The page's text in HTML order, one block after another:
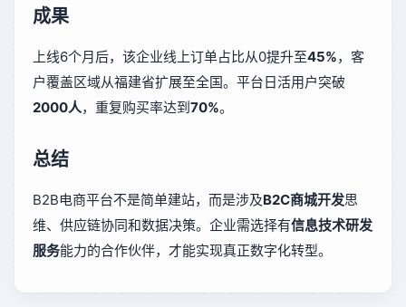
成果
上线6个月后，该企业线上订单占比从0提升至45%，客
户覆盖区域从福建省扩展至全国。平台日活用户突破
2000人，重复购买率达到70%。
总结
B2B电商平台不是简单建站，而是涉及B2C商城开发思
维、供应链协同和数据决策。企业需选择有信息技术研发
服务能力的合作伙伴，才能实现真正数字化转型。